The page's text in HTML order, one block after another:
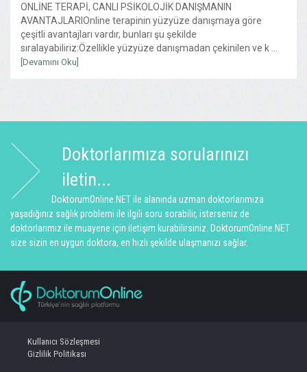
ONLİNE TERAPİ, CANLI PSİKOLOJİK DANIŞMANIN
AVANTAJLARIOnline terapinin yüzyüze danışmaya göre
çeşitli avantajları vardır, bunları şu şekilde
sıralayabiliriz:Özellikle yüzyüze danışmadan çekinilen ve k ...
[Devamını Oku]
Doktorlarımıza sorularınızı
iletin...
DoktorumOnline.NET ile alanında uzman doktorlarımıza
yaşadığınız sağlık problemi ile ilgili soru sorabilir, isterseniz de
doktorlarımız ile muayene için iletişim kurabilirsiniz. DoktorumOnline.NET
size sizin en uygun doktora, en hızlı şekilde ulaşmanızı sağlar.
Kullanıcı Sözleşmesi
Gizlilik Politikası